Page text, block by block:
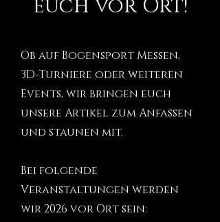
euch vor Ort!
Ob auf Bogensport Messen,
3D-Turniere oder weiteren
Events, wir bringen euch
unsere Artikel zum Anfassen
und staunen mit.
Bei folgende
Veranstaltungen werden
wir 2026 vor Ort sein: